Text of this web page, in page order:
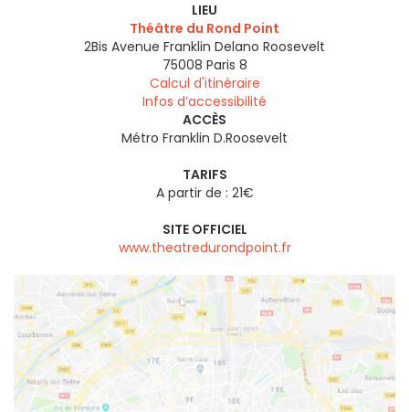
LIEU
Théâtre du Rond Point
2Bis Avenue Franklin Delano Roosevelt
75008 Paris 8
Calcul d'itinéraire
Infos d’accessibilité
ACCÈS
Métro Franklin D.Roosevelt
TARIFS
A partir de : 21€
SITE OFFICIEL
www.theatredurondpoint.fr